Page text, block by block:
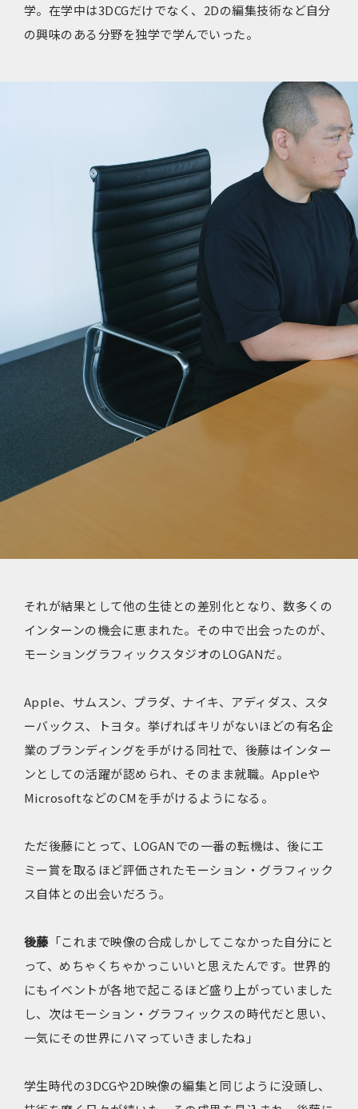
学。在学中は3DCGだけでなく、2Dの編集技術など自分
の興味のある分野を独学で学んでいった。
それが結果として他の生徒との差別化となり、数多くの
インターンの機会に恵まれた。その中で出会ったのが、
モーショングラフィックスタジオのLOGANだ。
Apple、サムスン、プラダ、ナイキ、アディダス、スタ
ーバックス、トヨタ。挙げればキリがないほどの有名企
業のブランディングを手がける同社で、後藤はインター
ンとしての活躍が認められ、そのまま就職。Appleや
MicrosoftなどのCMを手がけるようになる。
ただ後藤にとって、LOGANでの一番の転機は、後にエ
ミー賞を取るほど評価されたモーション・グラフィック
ス自体との出会いだろう。
後藤「これまで映像の合成しかしてこなかった自分にと
って、めちゃくちゃかっこいいと思えたんです。世界的
にもイベントが各地で起こるほど盛り上がっていました
し、次はモーション・グラフィックスの時代だと思い、
一気にその世界にハマっていきましたね」
学生時代の3DCGや2D映像の編集と同じように没頭し、